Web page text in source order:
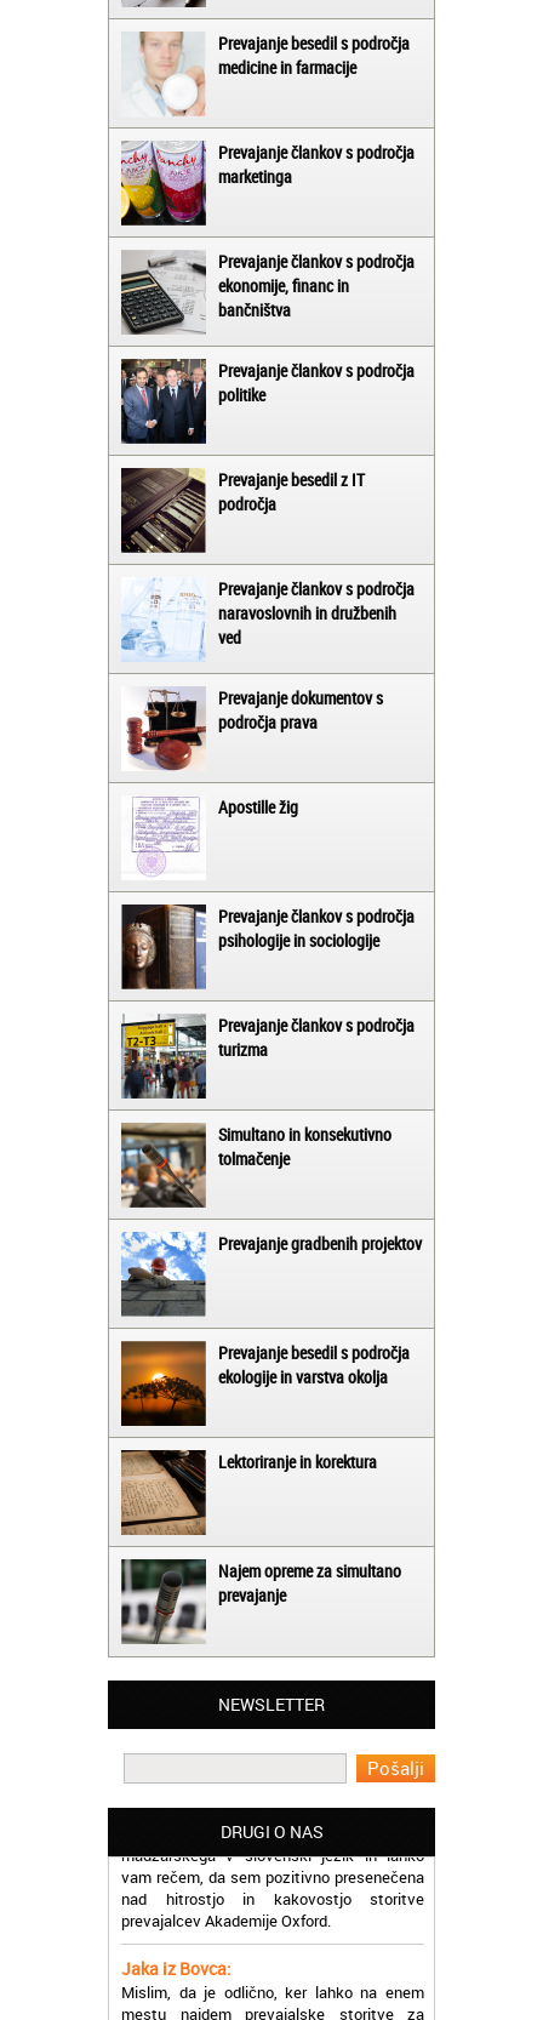
Prevajanje besedil s področja
medicine in farmacije
Prevajanje člankov s področja
marketinga
Prevajanje člankov s področja
ekonomije, financ in
bančništva
Prevajanje člankov s področja
politike
Prevajanje besedil z IT
področja
Prevajanje člankov s področja
naravoslovnih in družbenih
ved
Prevajanje dokumentov s
področja prava
Apostille žig
Prevajanje člankov s področja
psihologije in sociologije
Prevajanje člankov s področja
turizma
Simultano in konsekutivno
tolmačenje
Prevajanje gradbenih projektov
Prevajanje besedil s področja
ekologije in varstva okolja
Lektoriranje in korektura
Najem opreme za simultano
prevajanje
NEWSLETTER
DRUGI O NAS
Matjaž iz Ajdovščine:
Lahko pohvalim vse zaposlene v Akademiji
Oxford, ker so resnično profesionalni in
prevajalske storitve opravljajo hitro in
učinkoviti.
vam rečem, da sem pozitivno presenečena
nad hitrostjo in kakovostjo storitve
prevajalcev Akademije Oxford.
Jaka iz Bovca:
Mislim, da je odlično, ker lahko na enem
mestu najdem prevajalske storitve za
različne jezike, tako da se ne morem